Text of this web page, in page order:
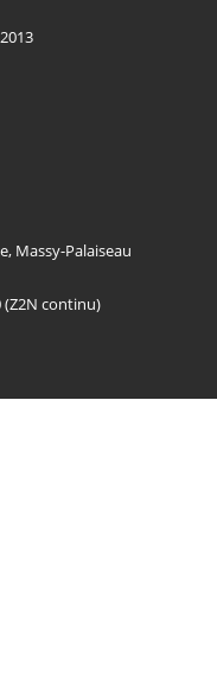
, Massy-Palaiseau
(Z2N continu)